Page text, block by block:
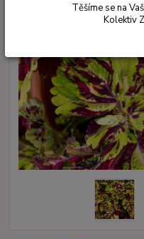
Těšíme se na
Kolektiv